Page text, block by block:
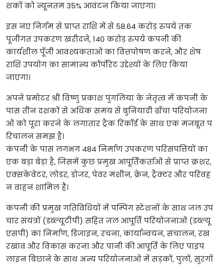
शकों को न्यूनतम 35% आवंटन किया जाएगा।
इस नए निर्गम से प्राप्त राशि में से 58.64 करोड़ रुपये तक
पूंजीगत उपकरण खरीदने, 140 करोड़ रुपये कंपनी की
कार्यशील पूँजी आवश्यकताओं का वित्तपोषण करने, और शेष
राशि उपयोग का सामान्य कॉर्पोरेट उद्देश्यों के लिए किया
जाएगा।
अपने प्रमोटर श्री विष्णु प्रकाश पुंगलिया के नेतृत्व में कंपनी के
पास तीन दशकों से अधिक समय से बुनियादी ढाँचा परियोजना
ओं को पूरा करने के लगातार ट्रैक रिकॉर्ड के साथ एक मजबूत प
रिचालन समझ है।
कंपनी के पास लगभग 484 निर्माण उपकरण परिसंपत्तियों का
एक बड़ा बेड़ा है, जिसमें कुछ प्रमुख आपूर्तिकर्ताओं से प्राप्त क्रशर,
एक्सकेवेटर, लोडर, डोजर, पेवर मशीन, क्रेन, ट्रैक्टर और परिवह
न वाहन शामिल हैं।
कंपनी की प्रमुख गतिविधियों में पम्पिंग स्टेशनों के साथ जल उप
चार संयंत्रों (डब्ल्यूटीपी) सहित जल आपूर्ति परियोजनाओं (डब्ल्यू
एसपी) का निर्माण, डिजाइन, रचना, कार्यान्वयन, संचालन, रख
रखाव और विकास करना और पानी की आपूर्ति के लिए पाइप
लाइन बिछाने के साथ अन्य परियोजनाओं में सड़कों, पुलों, सुरंगों